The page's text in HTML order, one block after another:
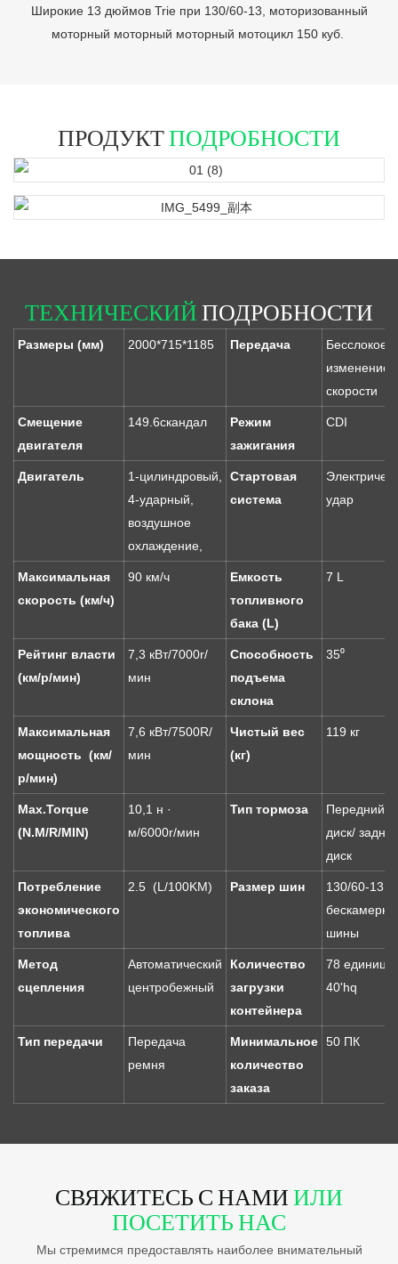
Широкие 13 дюймов Trie при 130/60-13, моторизованный
моторный моторный моторный мотоцикл 150 куб.
ПРОДУКТПОДРОБНОСТИ
ТЕХНИЧЕСКИЙПОДРОБНОСТИ
Размеры (мм) 2000*715*1185 Передача
Бесслокое
изменение
скорости
Смещение
двигателя
149.6скандал
Режим
зажигания
CDI
Двигатель
1-цилиндровый,
4-ударный,
воздушное
охлаждение,
Стартовая
система
удар
Максимальная
скорость (км/ч)
90 км/ч
Емкость
топливного
бака (L)
7 L
Рейтинг власти
(км/р/мин)
7,3 кВт/7000r/
мин
Способность
подъема
склона
35⁰
Максимальная
мощность (км/
р/мин)
7,6 кВт/7500R/
мин
Чистый вес
(кг)
119 кг
Max.Torque
(N.M/R/MIN)
10,1 н ·
м/6000r/мин
Тип тормоза
Передний
диск/
диск
Потребление
экономического
топлива
2.5 (L/100KM) Размер шин
130/60-13
шины
Метод
сцепления
Автоматический
центробежный
Количество
загрузки
контейнера
78 единиц/
40'hq
Тип передачи
Передача
ремня
Минимальное
количество
заказа
50 ПК
СВЯЖИТЕСЬ С НАМИИЛИ
ПОСЕТИТЬ НАС
Мы стремимся предоставлять наиболее внимательный